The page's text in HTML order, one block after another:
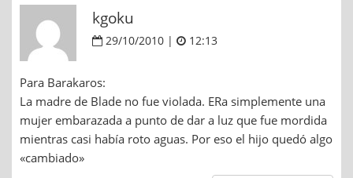
kgoku
29/10/2010 | 12:13
Para Barakaros:
La madre de Blade no fue violada. ERa simplemente una
mujer embarazada a punto de dar a luz que fue mordida
mientras casi había roto aguas. Por eso el hijo quedó algo
«cambiado»